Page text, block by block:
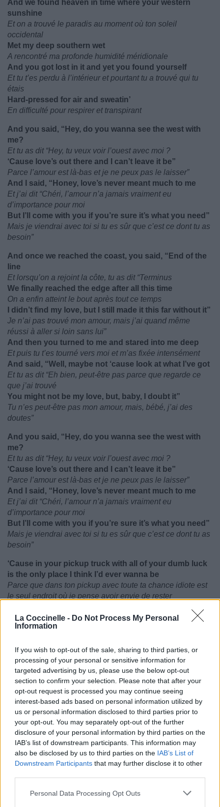
La Coccinelle - Do Not Process My Personal
Information
If you wish to opt-out of the sale, sharing to third parties, or
processing of your personal or sensitive information for
targeted advertising by us, please use the below opt-out
section to confirm your selection. Please note that after your
opt-out request is processed you may continue seeing
interest-based ads based on personal information utilized by
us or personal information disclosed to third parties prior to
your opt-out. You may separately opt-out of the further
disclosure of your personal information by third parties on the
IAB’s list of downstream participants. This information may
also be disclosed by us to third parties on the IAB’s List of
Downstream Participants that may further disclose it to other
Personal Data Processing Opt Outs
And we found heaven in time where your western
sunshine
Et on a trouvé le paradis au moment où ton soleil
occidental
Met my deep southern wet
A rencontré ma profonde humidité méridionale
And you got lost in it and yet you found yourself
Et tu t’es perdu à l’intérieur et pourtant tu a trouvé qui tu
étais
Hard-pressed for air and sweatin’
En difficulté pour respirer et transpirant
And you said, “Hey, do you wanna see the west with
me?
Et tu as dit “Hey, tu veux voir l’ouest avec moi ?
‘Cause love’s out there and I can’t leave it be”
Parce l’amour est là-bas et je ne peux pas le laisser”
And I said, “Honey, love’s never meant much to me
Et j’ai dit “Chéri, l’amour n’a jamais vraiment eu
d’importance pour moi
But I’ll come with you if you’re sure it’s what you need”
Mais je viendrai avec toi si tu es sûr que c’est ce dont tu as
besoin”
And once we reached the coast, you said, “End of the
line
Et lorsqu’on a rejoint la côte, tu as dit “Terminus
We finally reached the edge after all this time
On a enfin atteint le bout après tout ce temps
I didn’t find my love, but I still made it this far without it”
Je n’ai pas trouvé mon amour, mais j’ai quand même
réussi à aller si loin sans lui”
And then you turned to me and stared into me deep
Et puis tu t’es tourné vers moi et m’as fixée intensément
And said, “Well, maybe not ‘cause look at what I’ve got
Et tu as dit “Eh bien, peut-être pas parce que regarde ce
que j’ai trouvé
You might not be my love, but, baby, I doubt it”
Tu n’es peut-être pas mon amour, mais, bébé, j’ai des
doutes”
And you said, “Hey, do you wanna see the west with
me?
Et tu as dit “Hey, tu veux voir l’ouest avec moi ?
‘Cause love’s out there and I can’t leave it be”
Parce l’amour est là-bas et je ne peux pas le laisser”
And I said, “Honey, love’s never meant much to me
Et j’ai dit “Chéri, l’amour n’a jamais vraiment eu
d’importance pour moi
But I’ll come with you if you’re sure it’s what you need”
Mais je viendrai avec toi si tu es sûr que c’est ce dont tu as
besoin”
‘Cause in your pickup truck with all of your dumb luck
is the only place I think I’d ever wanna be
Parce que dans ton pickup avec toute ta chance idiote est
le seul endroit où je pense avoir envie de rester